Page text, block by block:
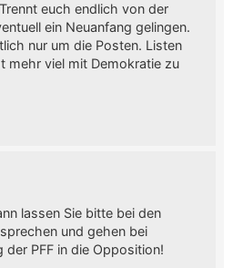
euch endlich von der
ein Neuanfang gelingen.
nur um die Posten. Listen
mehr viel mit Demokratie zu
lassen Sie bitte bei den
und gehen bei
PFF in die Opposition!